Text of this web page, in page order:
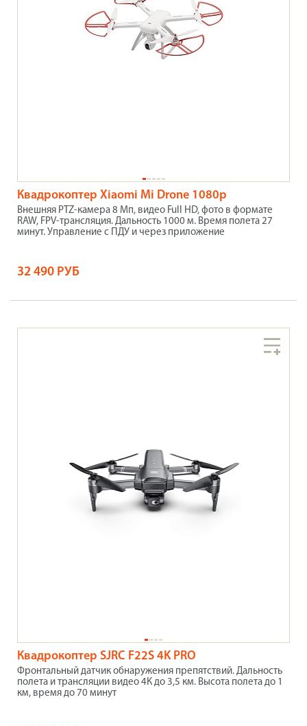
Квадрокоптер Xiaomi Mi Drone 1080p
Внешняя PTZ-камера 8 Мп, видео Full HD, фото в формате
RAW, FPV-трансляция. Дальность 1000 м. Время полета 27
минут. Управление с ПДУ и через приложение
32 490 РУБ
Квадрокоптер SJRC F22S 4K PRO
Фронтальный датчик обнаружения препятствий. Дальность
полета и трансляции видео 4К до 3,5 км. Высота полета до 1
км, время до 70 минут